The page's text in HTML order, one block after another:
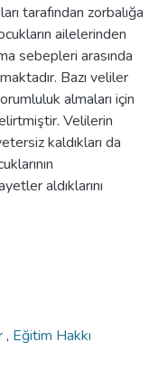
tarafından zorbalığa
ailelerinden
sebepleri arasında
Bazı veliler
almaları için
Velilerin
kaldıkları da
aldıklarını
, Eğitim Hakkı